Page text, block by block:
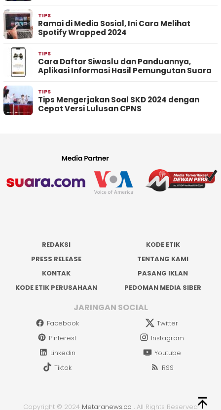
TIPS
Ramai di Media Sosial, Ini Cara Melihat
Spotify Wrapped 2024
TIPS
Cara Daftar Siwaslu dan Panduannya,
Aplikasi Informasi Hasil Pemungutan Suara
TIPS
Tips Mengerjakan Soal SKD 2024 dengan
Cepat Versi Lulusan CPNS
REDAKSI
KODE ETIK
PRESS RELEASE
TENTANG KAMI
KONTAK
PASANG IKLAN
KODE ETIK PERUSAHAAN
PEDOMAN MEDIA SIBER
JARINGAN SOCIAL
Facebook
Twitter
Pinterest
Instagram
Linkedin
Youtube
Tiktok
RSS
Copyright © 2024 Metaranews.co . All Rights Reserved